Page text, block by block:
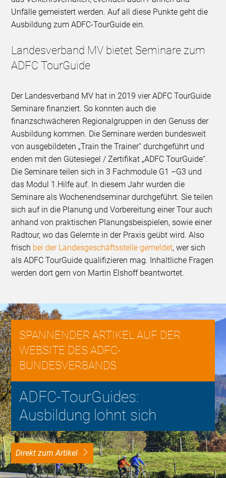
Unfälle gemeistert werden. Auf all diese Punkte geht die
Ausbildung zum ADFC-TourGuide ein.
Landesverband MV bietet Seminare zum
ADFC TourGuide
Der Landesverband MV hat in 2019 vier ADFC TourGuide
Seminare finanziert. So konnten auch die
finanzschwächeren Regionalgruppen in den Genuss der
Ausbildung kommen. Die Seminare werden bundesweit
von ausgebildeten „Train the Trainer“ durchgeführt und
enden mit den Gütesiegel / Zertifikat „ADFC TourGuide“.
Die Seminare teilen sich in 3 Fachmodule G1 –G3 und
das Modul 1.Hilfe auf. In diesem Jahr wurden die
Seminare als Wochenendseminar durchgeführt. Sie teilen
sich auf in die Planung und Vorbereitung einer Tour auch
anhand von praktischen Planungsbeispielen, sowie einer
Radtour, wo das Gelernte in der Praxis geübt wird. Also
frisch bei der Landesgeschäftsstelle gemeldet, wer sich
als ADFC TourGuide qualifizieren mag. Inhaltliche Fragen
werden dort gern von Martin Elshoff beantwortet.
SPANNENDER ARTIKEL AUF DER
WEBSITE DES ADFC-
BUNDESVERBANDS
ADFC-TourGuides:
Ausbildung lohnt sich
Direkt zum Artikel